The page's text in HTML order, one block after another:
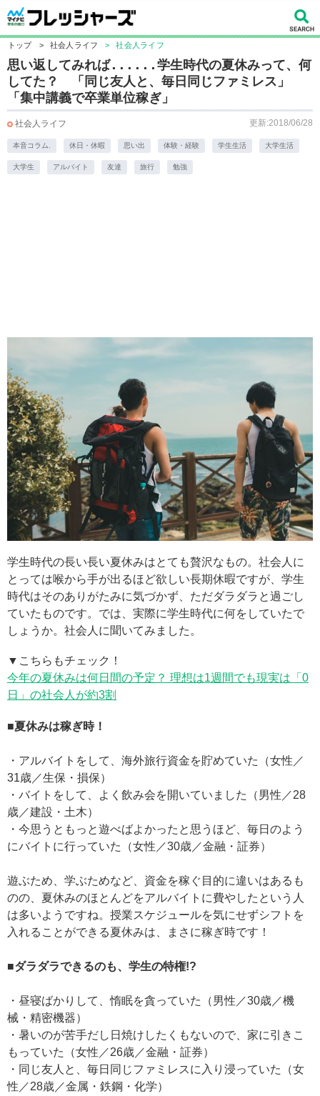
トップ > 社会人ライフ > 社会人ライフ
思い返してみれば......学生時代の夏休みって、何
してた？ 「同じ友人と、毎日同じファミレス」
「集中講義で卒業単位稼ぎ」
社会人ライフ 更新:2018/06/28
本音コラム. 休日・休暇 思い出 体験・経験 学生生活 大学生活
大学生 アルバイト 友達 旅行 勉強
学生時代の長い長い夏休みはとても贅沢なもの。社会人に
とっては喉から手が出るほど欲しい長期休暇ですが、学生
時代はそのありがたみに気づかず、ただダラダラと過ごし
ていたものです。では、実際に学生時代に何をしていたで
しょうか。社会人に聞いてみました。
▼こちらもチェック！
今年の夏休みは何日間の予定？ 理想は1週間でも現実は「0
日」の社会人が約3割
■夏休みは稼ぎ時！
・アルバイトをして、海外旅行資金を貯めていた（女性／
31歳／生保・損保）
・バイトをして、よく飲み会を開いていました（男性／28
歳／建設・土木）
・今思うともっと遊べばよかったと思うほど、毎日のよう
にバイトに行っていた（女性／30歳／金融・証券）
遊ぶため、学ぶためなど、資金を稼ぐ目的に違いはあるも
のの、夏休みのほとんどをアルバイトに費やしたという人
は多いようですね。授業スケジュールを気にせずシフトを
入れることができる夏休みは、まさに稼ぎ時です！
■ダラダラできるのも、学生の特権!?
・昼寝ばかりして、惰眠を貪っていた（男性／30歳／機
械・精密機器）
・暑いのが苦手だし日焼けしたくもないので、家に引きこ
もっていた（女性／26歳／金融・証券）
・同じ友人と、毎日同じファミレスに入り浸っていた（女
性／28歳／金属・鉄鋼・化学）